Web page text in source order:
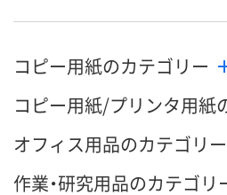
コピー用紙のカテゴリー
コピー用紙/プリンタ用紙
オフィス用品のカテゴリー
作業・研究用品のカテゴリ